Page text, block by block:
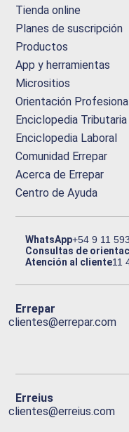
Tienda online
Planes de suscripción
Productos
App y herramientas
Micrositios
Orientación Profesional
Enciclopedia Tributaria
Enciclopedia Laboral
Comunidad Errepar
Acerca de Errepar
Centro de Ayuda
WhatsApp+54 9 11
Consultas de
Atención al cliente11
Errepar
clientes@errepar.com
Erreius
clientes@erreius.com